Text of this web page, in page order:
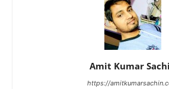
Amit Kumar
https://